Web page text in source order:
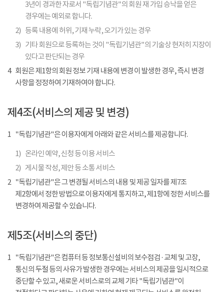
3년이 경과한 자로서 "독립기념관"의 회원 재 가입 승낙을 얻은
경우에는 예외로 합니다.
2) 등록 내용에 허위, 기재 누락, 오기가 있는 경우
3) 기타 회원으로 등록하는 것이 "독립기념관"의 기술상 현저히 지장이
있다고 판단되는 경우
4
회원은 제1항의 회원 정보 기재 내용에 변경 이 발생한 경우, 즉시 변경
사항을 정정하여 기재하여야 합니다.
제4조(서비스의 제공 및 변경)
1 "독립기념관"은 이용자에게 아래와 같은 서비스를 제공합니다.
1) 온라인 예약, 신청 등 이용 서비스
2) 게시물 작성, 제안 등 소통 서비스
2 "독립기념관"은 그 변경될 서비스의 내용 및 제공 일자를 제7조
제2항에서 정한 방법으로 이용자에게 통지하고, 제1항에 정한 서비스를
변경하여 제공할 수 있습니다.
제5조(서비스의 중단)
1 "독립기념관"은 컴퓨터 등 정보통신설비의 보수점검 · 교체 및 고장,
통신의 두절 등의 사유가 발생한 경우에는 서비스의 제공을 일시적으로
중단할 수 있고, 새로운 서비스로의 교체 기타 "독립기념관"이